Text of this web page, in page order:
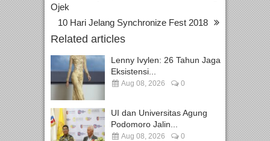
Ojek
10 Hari Jelang Synchronize Fest 2018
Related articles
Lenny Ivylen: 26 Tahun Jaga
Eksistensi...
Aug 08, 2026 0
UI dan Universitas Agung
Podomoro Jalin...
Aug 08, 2026 0